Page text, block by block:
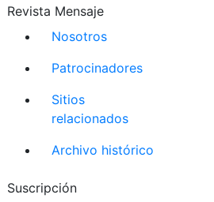
Revista Mensaje
Nosotros
Patrocinadores
Sitios
relacionados
Archivo histórico
Suscripción